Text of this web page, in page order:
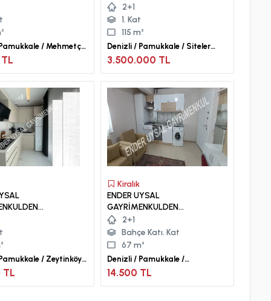
KLİMALI BALKONLU
APART...
/ Mehmetçik
SİTELERDE SATILIK 2+1
DAİRE..
2+1
1. Kat
115 m²
Denizli / Pamukkale / Siteler
Mah.
3.500.000 TL
DE 1.5+1 LÜX
KLİMALI
/ Zeytinköy
TL
Kiralık
ENDER UYSAL
GAYRİMENKULDEN
ASMALIEVLER DE 2+1 KİRALIK
BAHÇE KATI APART.
2+1
Bahçe Katı. Kat
67 m²
Denizli / Pamukkale /
Asmalıevler Mah.
14.500 TL